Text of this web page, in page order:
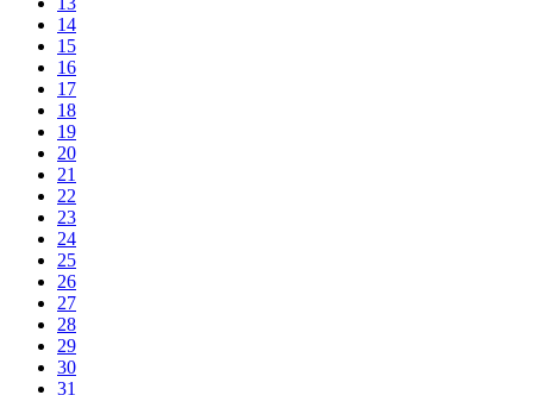
14
15
16
17
18
19
20
21
22
23
24
25
26
27
28
29
30
31